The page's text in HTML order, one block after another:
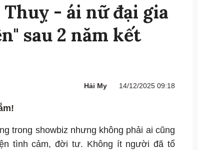
- ái nữ đại gia
sau 2 năm kết
Hải My 14/12/2025 09:18
trong showbiz nhưng không phải ai cũng
tình cảm, đời tư. Không ít người đã tổ